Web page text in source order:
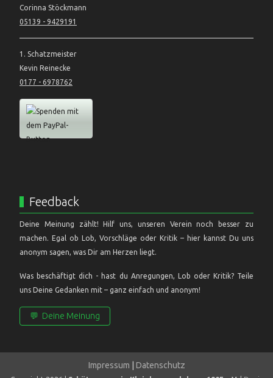
Corinna Stöckmann
05139 - 9429191
1. Schatzmeister
Kevin Reinecke
0177 - 6978762
Feedback
Deine Meinung zählt! Hilf uns, unseren Verein noch besser zu
machen. Egal ob Lob, Vorschläge oder Kritik – hier kannst Du uns
anonym sagen, was Dir am Herzen liegt.
Was beschäftigt dich - hast du Anregungen, Lob oder Kritik? Teile
uns Deine Gedanken mit – ganz einfach und anonym!
💬 Deine Meinung
Impressum Datenschutz